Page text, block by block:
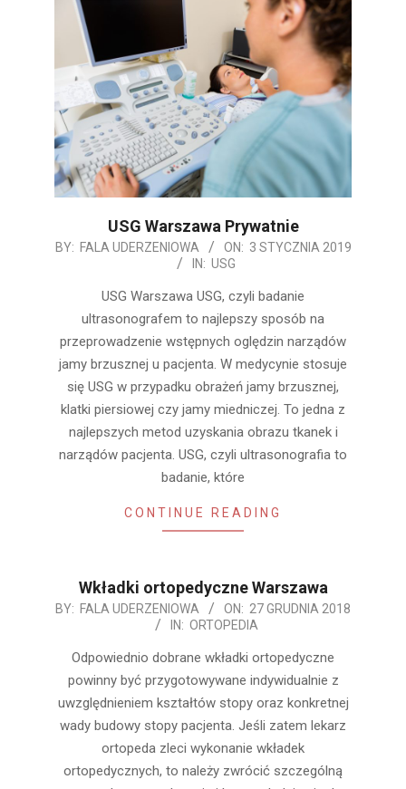
USG Warszawa Prywatnie
2019-
BY: FALA UDERZENIOWA ON: 3 STYCZNIA 2019
IN: USG
USG Warszawa USG, czyli badanie
ultrasonografem to najlepszy sposób na
przeprowadzenie wstępnych oględzin narządów
jamy brzusznej u pacjenta. W medycynie stosuje
się USG w przypadku obrażeń jamy brzusznej,
klatki piersiowej czy jamy miedniczej. To jedna z
najlepszych metod uzyskania obrazu tkanek i
narządów pacjenta. USG, czyli ultrasonografia to
badanie, które
CONTINUE READING
Wkładki ortopedyczne Warszawa
2018-
BY: FALA UDERZENIOWA ON: 27 GRUDNIA 2018
IN: ORTOPEDIA
Odpowiednio dobrane wkładki ortopedyczne
powinny być przygotowywane indywidualnie z
uwzględnieniem kształtów stopy oraz konkretnej
wady budowy stopy pacjenta. Jeśli zatem lekarz
ortopeda zleci wykonanie wkładek
ortopedycznych, to należy zwrócić szczególną